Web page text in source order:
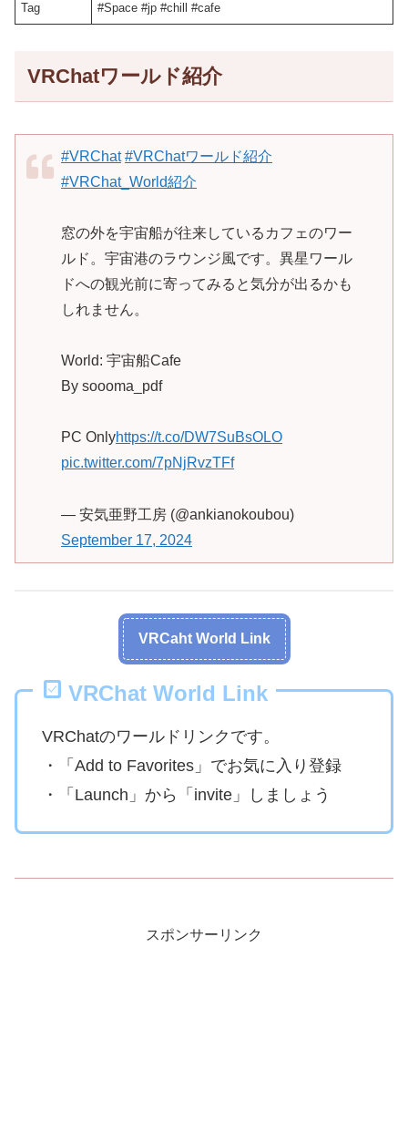
Tag #Space #jp #chill #cafe
VRChatワールド紹介
#VRChat #VRChatワールド紹介
#VRChat_World紹介
窓の外を宇宙船が往来しているカフェのワー
ルド。宇宙港のラウンジ風です。異星ワール
ドへの観光前に寄ってみると気分が出るかも
しれません。
World: 宇宙船Cafe
By soooma_pdf
PC Onlyhttps://t.co/DW7SuBsOLO
pic.twitter.com/7pNjRvzTFf
— 安気亜野工房 (@ankianokoubou)
September 17, 2024
VRCaht World Link
VRChat World Link
VRChatのワールドリンクです。
・「Add to Favorites」でお気に入り登録
・「Launch」から「invite」しましょう
スポンサーリンク